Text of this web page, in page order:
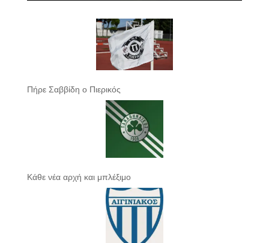
Πήρε Σαββίδη ο Πιερικός
Κάθε νέα αρχή και μπλέξιμο